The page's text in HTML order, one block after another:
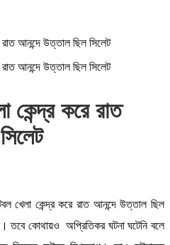
আনন্দে উত্তাল ছিল সিলেট
আনন্দে উত্তাল ছিল সিলেট
কেন্দ্র করে রাত
খেলা কেন্দ্র করে রাত আনন্দে উত্তাল ছিল
তবে কোথায়ও অপ্রিতিকর ঘটনা ঘটেনি বলে